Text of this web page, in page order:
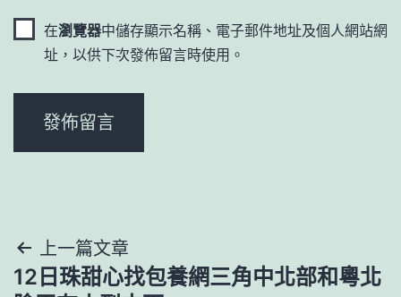
在瀏覽器中儲存顯示名稱、電子郵件地址及個人網站網
址，以供下次發佈留言時使用。
文上一篇文章
12日珠甜心找包養網三角中北部和粵北